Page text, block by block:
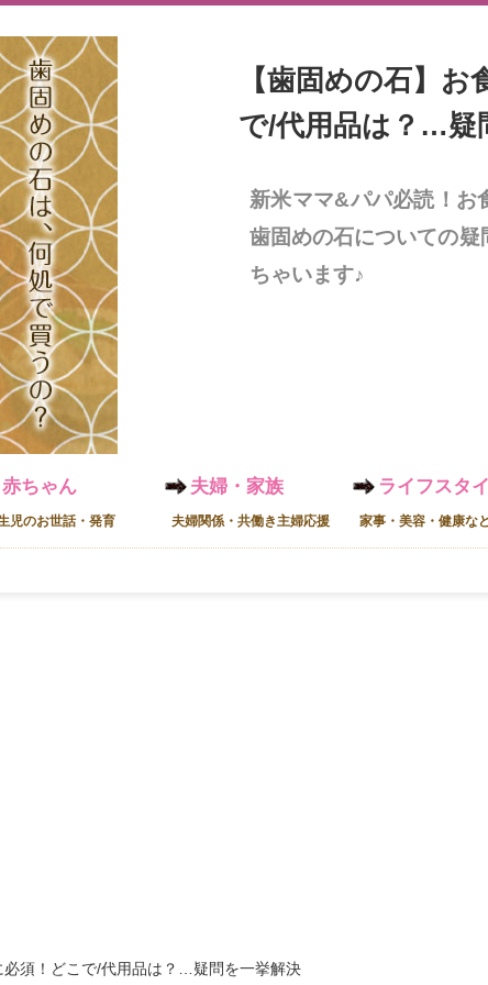
【歯固めの石】
で/代用品は？…疑
新米ママ&パパ必読！お
歯固めの石についての
ちゃいます♪
赤ちゃん
児のお世話・発育
夫婦・家族
夫婦関係・共働き主婦応援
ライフスタ
家事・美容・健康な
必須！どこで/代用品は？…疑問を一挙解決